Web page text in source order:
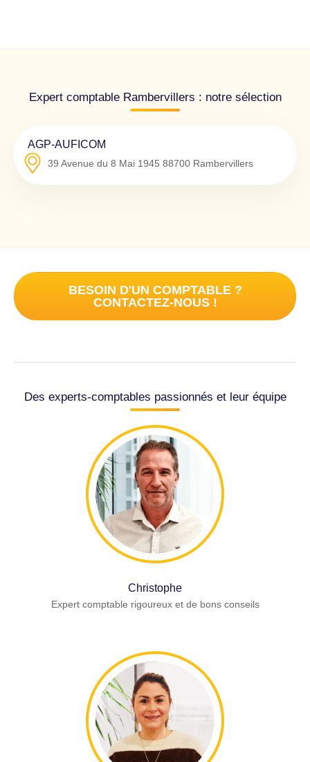
Expert comptable Rambervillers : notre sélection
AGP-AUFICOM
39 Avenue du 8 Mai 1945 88700 Rambervillers
BESOIN D'UN COMPTABLE ?
CONTACTEZ-NOUS !
Des experts-comptables passionnés et leur équipe
Christophe
Expert comptable rigoureux et de bons conseils